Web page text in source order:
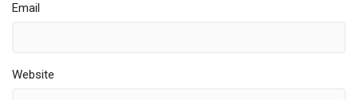
Email
Website